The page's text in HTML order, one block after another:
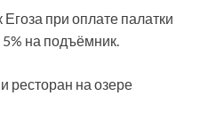
при оплате палатки
5% на подъёмник.
ресторан на озере